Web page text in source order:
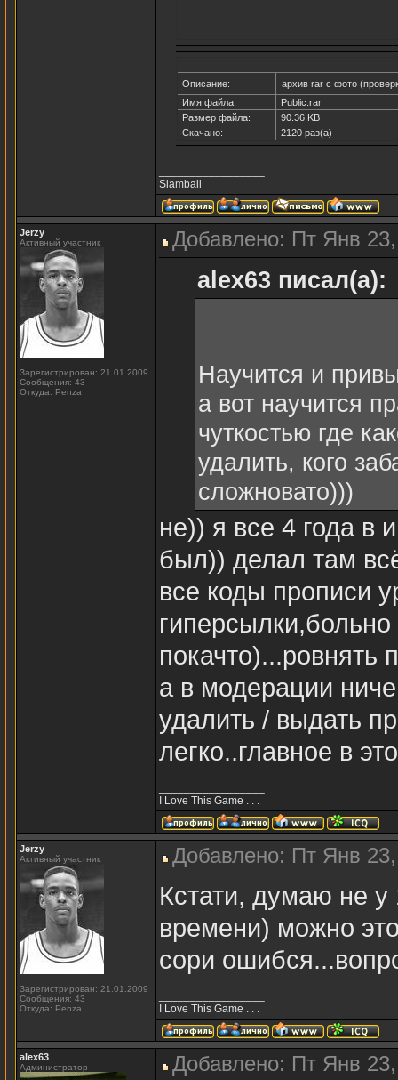
Описание:
архив rar с фото
Имя файла:
Public.rar
Размер файла:
90.36 KB
Скачано:
2120 раз(а)
Slamball
Jerzy
Активный участник
Зарегистрирован: 21.01.2009
Сообщения: 43
Откуда: Penza
Добавлено: Пт Янв
alex63 писал(а):
Научится и
а вот научится
чуткостью где
удалить, кого
сложновато)))
не)) я все 4 года в
был)) делал там
все коды прописи
покачто)...ровнять
а в модерации
удалить / выдать
легко..главное в
I Love This Game . . .
Jerzy
Активный участник
Зарегистрирован: 21.01.2009
Сообщения: 43
Откуда: Penza
Добавлено: Пт Янв
Кстати, думаю не
времени) можно
сори
I Love This Game . . .
alex63
Администратор Добавлено: Пт Янв